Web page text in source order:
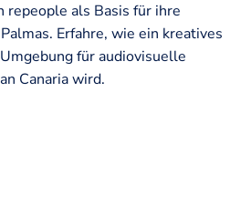
repeople als Basis für ihre
Erfahre, wie ein kreatives
für audiovisuelle
Canaria wird.